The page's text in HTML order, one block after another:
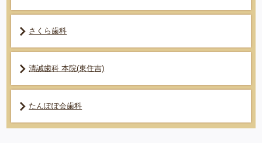
さくら歯科
清誠歯科 本院(東住吉)
たんぽぽ会歯科